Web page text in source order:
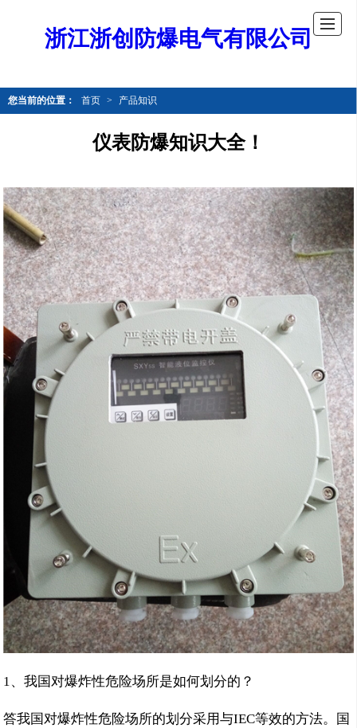
浙江浙创防爆电气有限公司
您当前的位置： 首页 > 产品知识
仪表防爆知识大全！
1、我国对爆炸性危险场所是如何划分的？
答我国对爆炸性危险场所的划分采用与IEC等效的方法。国